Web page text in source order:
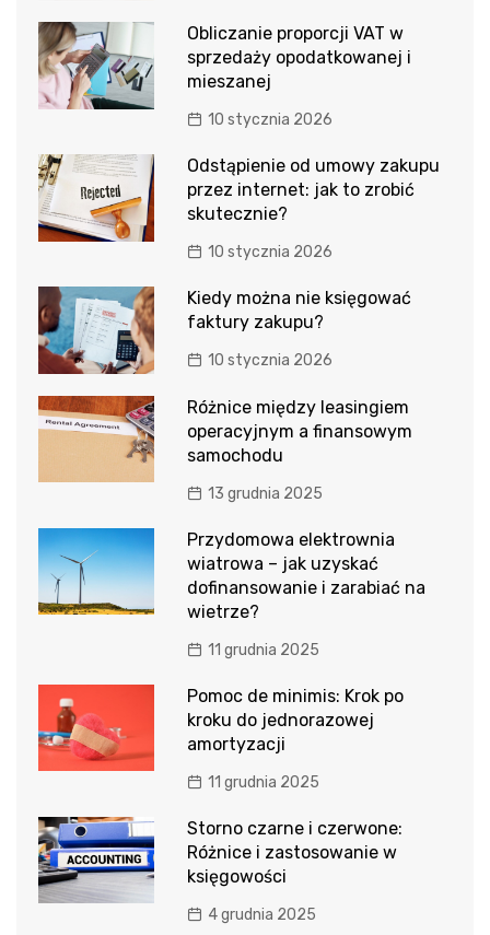
Obliczanie proporcji VAT w
sprzedaży opodatkowanej i
mieszanej
10 stycznia 2026
Odstąpienie od umowy zakupu
przez internet: jak to zrobić
skutecznie?
10 stycznia 2026
Kiedy można nie księgować
faktury zakupu?
10 stycznia 2026
Różnice między leasingiem
operacyjnym a finansowym
samochodu
13 grudnia 2025
Przydomowa elektrownia
wiatrowa – jak uzyskać
dofinansowanie i zarabiać na
wietrze?
11 grudnia 2025
Pomoc de minimis: Krok po
kroku do jednorazowej
amortyzacji
11 grudnia 2025
Storno czarne i czerwone:
Różnice i zastosowanie w
księgowości
4 grudnia 2025